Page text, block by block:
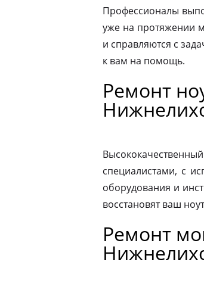
Профессионалы
уже на протяжении
и справляются с
к вам на помощь.
Ремонт
специалистами, с
оборудования и
восстановят ваш
Ремонт